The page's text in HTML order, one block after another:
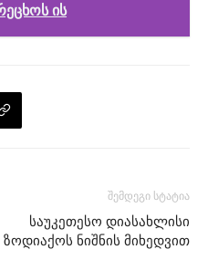
ის
შემდეგი სტატია
საუკეთესო დიასახლისი
ზოდიაქოს ნიშნის მიხედვით